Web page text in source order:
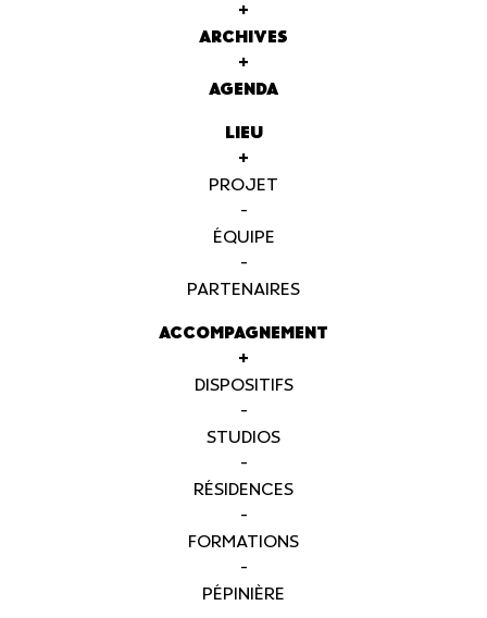
+
ARCHIVES
+
AGENDA
LIEU
+
PROJET
-
ÉQUIPE
-
PARTENAIRES
ACCOMPAGNEMENT
+
DISPOSITIFS
-
STUDIOS
-
RÉSIDENCES
-
FORMATIONS
-
PÉPINIÈRE